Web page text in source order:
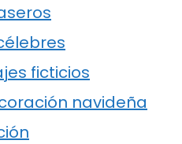
ficticios
navideña